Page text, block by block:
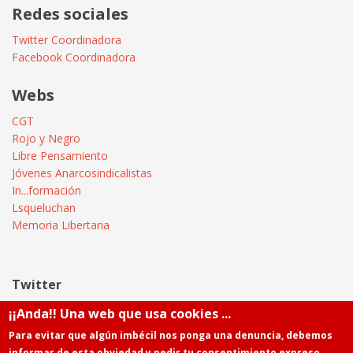
Redes sociales
Twitter Coordinadora
Facebook Coordinadora
Webs
CGT
Rojo y Negro
Libre Pensamiento
Jóvenes Anarcosindicalistas
In...formación
Lsqueluchan
Memoria Libertaria
Twitter
Tweets by @Informatica_CGT
¡¡Anda!! Una web que usa cookies ...
Para evitar que algún imbécil nos ponga una denuncia, debemos